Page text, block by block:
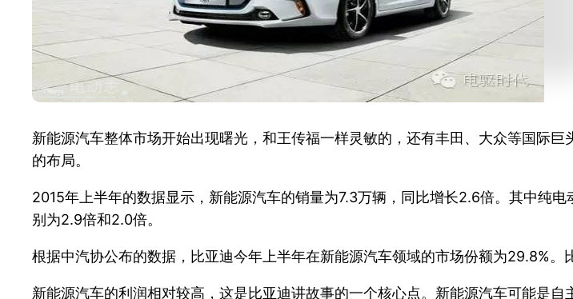
新能源汽车整体市场开始出现曙光，和王传福一样灵敏的，还有丰田、大众等国际
的布局。
2015年上半年的数据显示，新能源汽车的销量为7.3万辆，同比增长2.6倍。其中纯
别为2.9倍和2.0倍。
根据中汽协公布的数据，比亚迪今年上半年在新能源汽车领域的市场份额为29.8%。
新能源汽车的利润相对较高，这是比亚迪讲故事的一个核心点。新能源汽车可能是